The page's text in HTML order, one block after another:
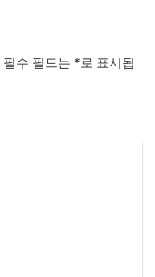
필수 필드는 * 로 표시됩